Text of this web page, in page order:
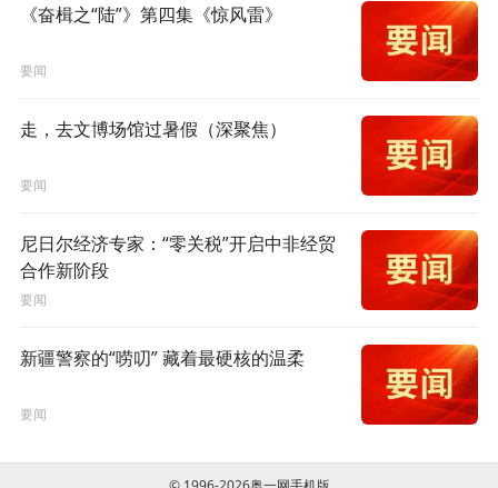
《奋楫之“陆”》第四集《惊风雷》
要闻
走，去文博场馆过暑假（深聚焦）
要闻
尼日尔经济专家：“零关税”开启中非经贸
合作新阶段
要闻
新疆警察的“唠叨” 藏着最硬核的温柔
要闻